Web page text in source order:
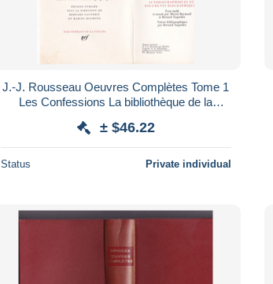
J.-J. Rousseau Oeuvres Complètes Tome 1
Les Confessions La bibliothèque de la
± $46.22
Status Private individual